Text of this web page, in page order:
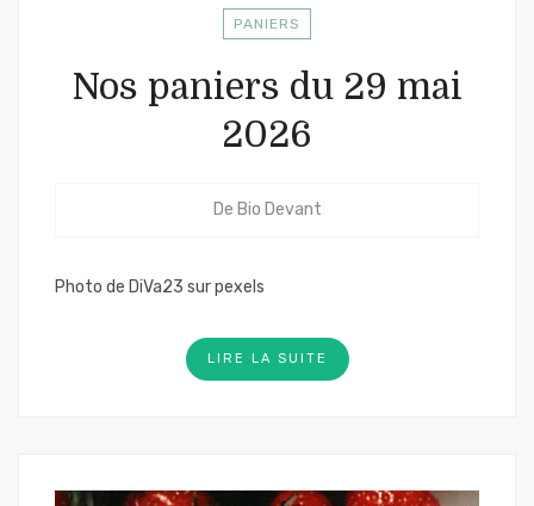
PANIERS
Nos paniers du 29 mai
2026
De Bio Devant
Photo de DiVa23 sur pexels
LIRE LA SUITE